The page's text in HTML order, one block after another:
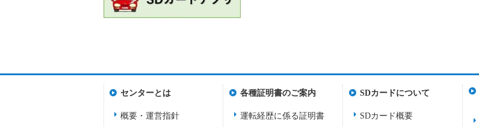
センターとは
概要・運営指針
各種証明書のご案内
運転経歴に係る証明書
SDカードについて
SDカード概要